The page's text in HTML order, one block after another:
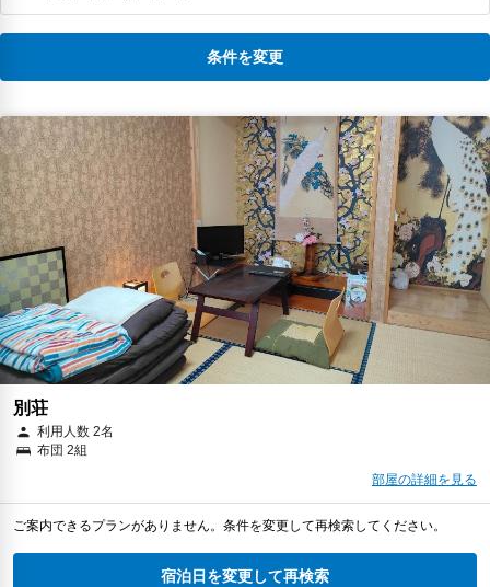
条件を変更
別荘
利用人数 2名
布団 2組
部屋の詳細を見る
ご案内できるプランがありません。条件を変更して再検索してください。
宿泊日を変更して再検索